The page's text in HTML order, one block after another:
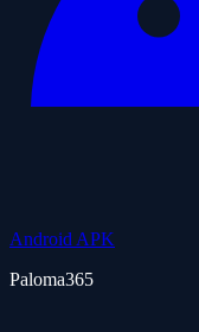
Android APK
Paloma365